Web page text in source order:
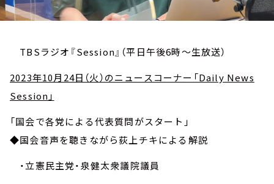
TBSラジオ『Session』（平日午後6時～生放送）
2023年10月24日（火）のニュースコーナー「Daily News
Session」
「国会で各党による代表質問がスタート」
◆国会音声を聴きながら荻上チキによる解説
・立憲民主党・泉健太衆議院議員